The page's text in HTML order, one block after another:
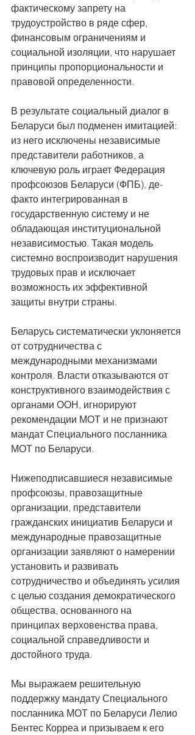
фактическому запрету на
трудоустройство в ряде сфер,
финансовым ограничениям и
социальной изоляции, что нарушает
принципы пропорциональности и
правовой определенности.
В результате социальный диалог в
Беларуси был подменен имитацией:
из него исключены независимые
представители работников, а
ключевую роль играет Федерация
профсоюзов Беларуси (ФПБ), де-
факто интегрированная в
государственную систему и не
обладающая институциональной
независимостью. Такая модель
системно воспроизводит нарушения
трудовых прав и исключает
возможность их эффективной
защиты внутри страны.
Беларусь систематически уклоняется
от сотрудничества с
международными механизмами
контроля. Власти отказываются от
конструктивного взаимодействия с
органами ООН, игнорируют
рекомендации МОТ и не признают
мандат Специального посланника
МОТ по Беларуси.
Нижеподписавшиеся независимые
профсоюзы, правозащитные
организации, представители
гражданских инициатив Беларуси и
международные правозащитные
организации заявляют о намерении
установить и развивать
сотрудничество и объединять усилия
с целью создания демократического
общества, основанного на
принципах верховенства права,
социальной справедливости и
достойного труда.
Мы выражаем решительную
поддержку мандату Специального
посланника МОТ по Беларуси Лелио
Бентес Корреа и призываем к его